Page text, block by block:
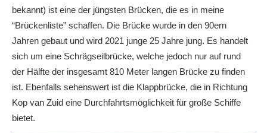
bekannt) ist eine der jüngsten Brücken, die es in meine
“Brückenliste” schaffen. Die Brücke wurde in den 90ern
Jahren gebaut und wird 2021 junge 25 Jahre jung. Es handelt
sich um eine Schrägseilbrücke, welche jedoch nur auf rund
der Hälfte der insgesamt 810 Meter langen Brücke zu finden
ist. Ebenfalls sehenswert ist die Klappbrücke, die in Richtung
Kop van Zuid eine Durchfahrtsmöglichkeit für große Schiffe
bietet.